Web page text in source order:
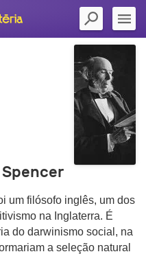
um filósofo inglês, um dos
na Inglaterra. É
do darwinismo social, na
a seleção natural